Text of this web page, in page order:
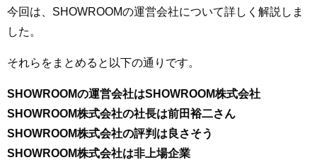
今回は、SHOWROOMの運営会社について詳しく解説しま
した。
それらをまとめると以下の通りです。
SHOWROOMの運営会社はSHOWROOM株式会社
SHOWROOM株式会社の社長は前田裕二さん
SHOWROOM株式会社の評判は良さそう
SHOWROOM株式会社は非上場企業